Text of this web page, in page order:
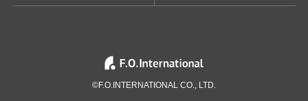
©F.O.INTERNATIONAL CO., LTD.